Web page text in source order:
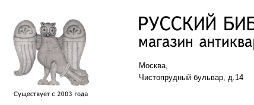
Москва,
Чистопрудный бульвар, д.14